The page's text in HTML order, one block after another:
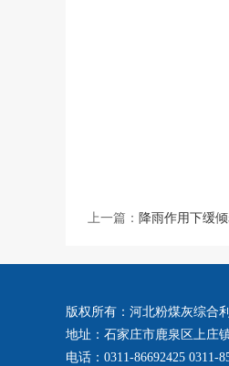
上一篇： 降雨作用下缓
版权所有：河北粉煤灰综合
地址：石家庄市鹿泉区上庄
电话：0311-86692425 0311-